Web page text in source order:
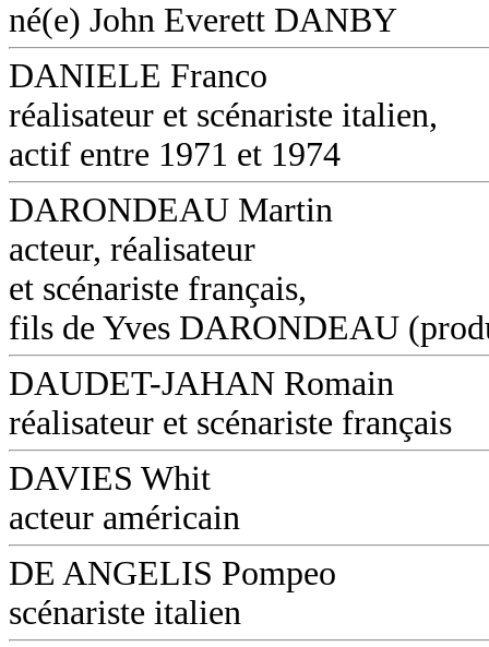
né(e) John Everett DANBY
DANIELE Franco
réalisateur et scénariste italien,
actif entre 1971 et 1974
DARONDEAU Martin
acteur, réalisateur
et scénariste français,
fils de Yves DARONDEAU
DAUDET-JAHAN Romain
réalisateur et scénariste français
DAVIES Whit
acteur américain
DE ANGELIS Pompeo
scénariste italien